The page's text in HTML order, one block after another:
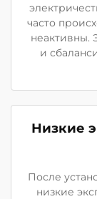
часто
неактивны.
и
Низкие
После
низкие